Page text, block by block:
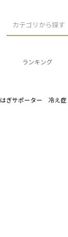
カテゴリから探す
ランキング
ぎサポーター 冷え